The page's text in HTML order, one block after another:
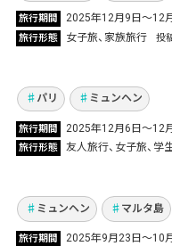
旅行期間 2025年12月9日〜12
旅行形態 女子旅 家族旅行 投
Vol.1298
卒業旅行を兼ねて
パリ ミュンヘン
旅行期間 2025年12月6日〜12
旅行形態 友人旅行 女子旅 学
Vol.1280
マルタ、スイス、
る、オーダーメイ
ミュンヘン マルタ島
旅行期間 2025年9月23日～10